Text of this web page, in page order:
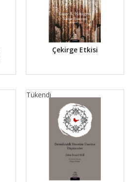
Çekirge Etkisi
Tükendi